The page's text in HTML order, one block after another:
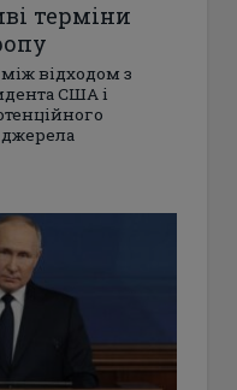
терміни
відходом з
США і